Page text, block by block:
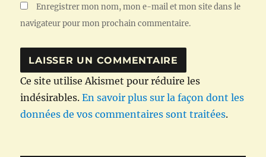
Enregistrer mon nom, mon e-mail et mon site dans le
navigateur pour mon prochain commentaire.
Ce site utilise Akismet pour réduire les
indésirables.En savoir plus sur la façon dont les
données de vos commentaires sont traitées.